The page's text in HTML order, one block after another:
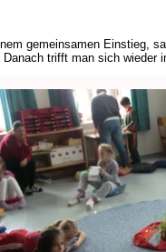
gemeinsamen Einstieg,
Danach trifft man sich wieder